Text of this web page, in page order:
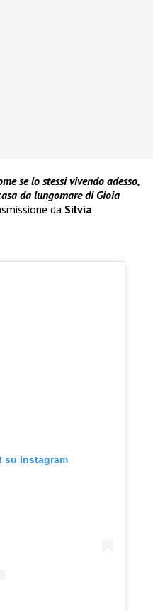
se lo stessi vivendo adesso,
da lungomare di Gioia
da Silvia
su Instagram